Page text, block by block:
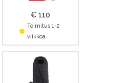
€ 110
Toimitus 1-2
viikkoa